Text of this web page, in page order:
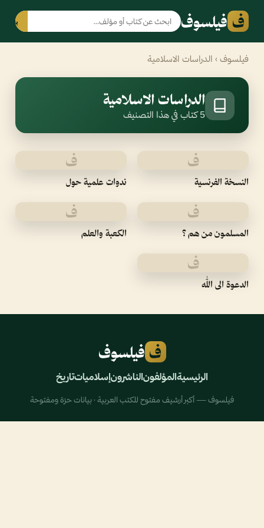
ف فيلسوف بحث
فيلسوف › الدراسات الاسلامية
الدراسات الاسلامية
5 كتاب في هذا التصنيف
ف
النسخة الفرنسية
ف
ندوات علمية حول
ف
المسلمون من هم ؟
ف
الكعبة والعلم
ف
الدعوة الى الله
ف فيلسوف
الرئيسيةالمؤلفونالناشرونإسلامياتتاريخ
فيلسوف — أكبر أرشيف مفتوح للكتب العربية · بيانات حرّة ومفتوحة